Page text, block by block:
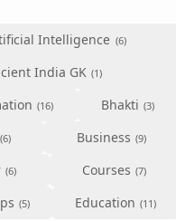
Intelligence
India GK
Bhakti
Business
Courses
Education